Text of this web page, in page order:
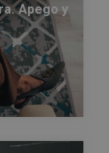
Apego y